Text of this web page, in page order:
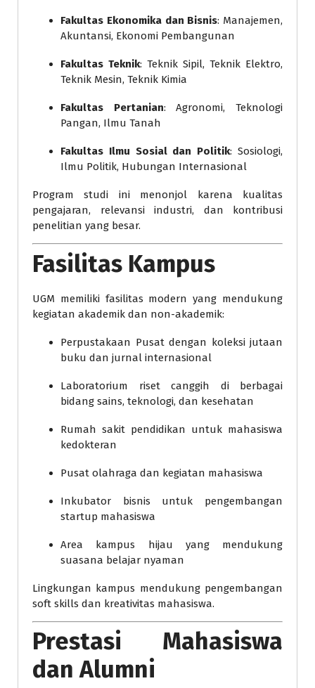
Fakultas Ekonomika dan Bisnis: Manajemen,
Akuntansi, Ekonomi Pembangunan
Fakultas Teknik: Teknik Sipil, Teknik Elektro,
Teknik Mesin, Teknik Kimia
Fakultas Pertanian: Agronomi, Teknologi
Pangan, Ilmu Tanah
Fakultas Ilmu Sosial dan Politik: Sosiologi,
Ilmu Politik, Hubungan Internasional
Program studi ini menonjol karena kualitas
pengajaran, relevansi industri, dan kontribusi
penelitian yang besar.
Fasilitas Kampus
UGM memiliki fasilitas modern yang mendukung
kegiatan akademik dan non-akademik:
Perpustakaan Pusat dengan koleksi jutaan
buku dan jurnal internasional
Laboratorium riset canggih di berbagai
bidang sains, teknologi, dan kesehatan
Rumah sakit pendidikan untuk mahasiswa
kedokteran
Pusat olahraga dan kegiatan mahasiswa
Inkubator bisnis untuk pengembangan
startup mahasiswa
Area kampus hijau yang mendukung
suasana belajar nyaman
Lingkungan kampus mendukung pengembangan
soft skills dan kreativitas mahasiswa.
Prestasi Mahasiswa
dan Alumni